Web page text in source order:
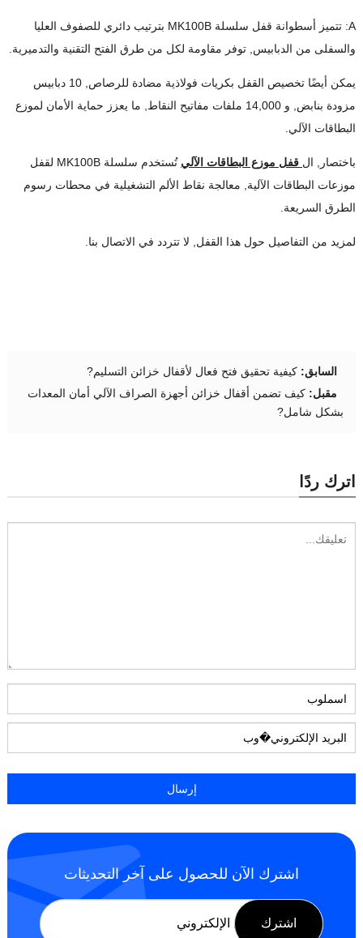
A: تتميز أسطوانة قفل سلسلة MK100B بترتيب دائري للصفوف العليا
والسفلى من الدبابيس, توفر مقاومة لكل من طرق الفتح التقنية والتدميرية.
يمكن أيضًا تخصيص القفل بكريات فولاذية مضادة للرصاص, 10 دبابيس
مزودة بنابض, و 14,000 ملفات مفاتيح النقاط, ما يعزز حماية الأمان لموزع
البطاقات الآلي.
باختصار, ال قفل موزع البطاقات الآلي
تُستخدم سلسلة MK100B لقفل
موزعات البطاقات الآلية, معالجة نقاط الألم التشغيلية في محطات رسوم
الطرق السريعة.
لمزيد من التفاصيل حول هذا القفل, لا تتردد في الاتصال بنا.
السابق: كيفية تحقيق فتح فعال لأقفال خزائن التسليم?
مقبل: كيف تضمن أقفال خزائن أجهزة الصراف الآلي أمان المعدات
بشكل شامل?
اترك ردًا
اشترك الآن للحصول على آخر التحديثات